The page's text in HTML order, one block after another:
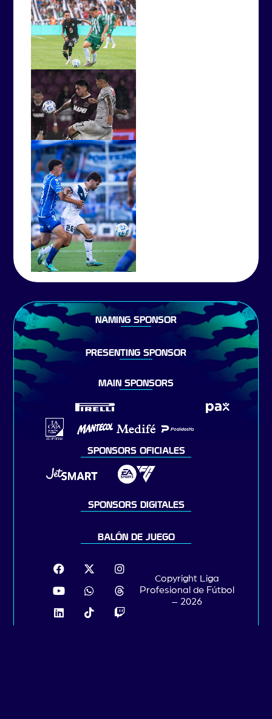
NAMING SPONSOR
PRESENTING SPONSOR
MAIN SPONSORS
SPONSORS OFICIALES
SPONSORS DIGITALES
BALÓN DE JUEGO
Copyright Liga
Profesional de Fútbol
– 2026